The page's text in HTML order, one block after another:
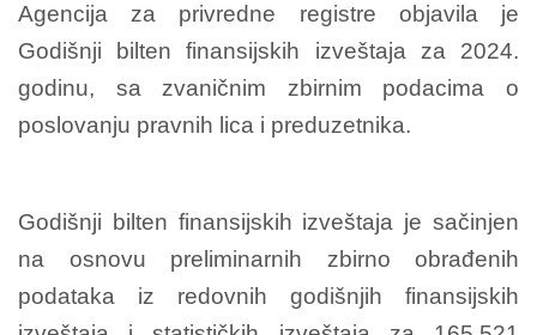
Agencija za privredne registre objavila je
Godišnji bilten finansijskih izveštaja za 2024.
godinu, sa zvaničnim zbirnim podacima o
poslovanju pravnih lica i preduzetnika.
Godišnji bilten finansijskih izveštaja je sačinjen
na osnovu preliminarnih zbirno obrađenih
podataka iz redovnih godišnjih finansijskih